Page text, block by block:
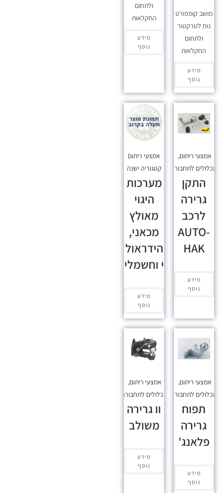
מושב קומפורט
נוח לטרקטור
ולתחום
החקלאות
מידע
נוסף
ולתחום
החקלאות
מידע
נוסף
אמצעי ריתום,
מכלולים לתחבורה
התקן
גרירה
לרכב
AUTO-
HAK
מידע
נוסף
אמצעי ריתום
קטגוריה ישנה
מערכות
היגוי
מאולץ
מכאני,
הידראול
י וחשמלי
מידע
נוסף
אמצעי ריתום,
מכלולים לתחבורה
תפוח
גרירה
פלאנג'
מידע
נוסף
אמצעי ריתום,
מכלולים לתחבורה
וו גרירה
משולב
מידע
נוסף